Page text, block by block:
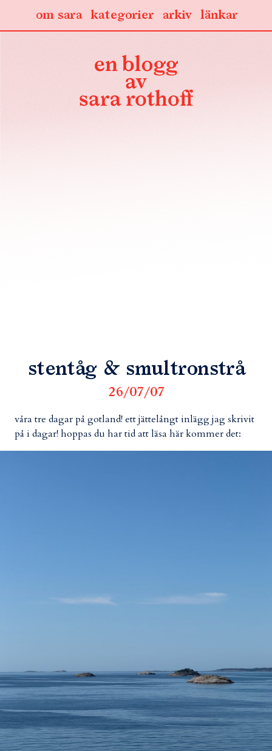
länkar
arkiv
kategorier
om sara
stentåg & smultronstrå
26/07/07
våra tre dagar på gotland! ett jättelångt inlägg jag skrivit
på i dagar! hoppas du har tid att läsa här kommer det: